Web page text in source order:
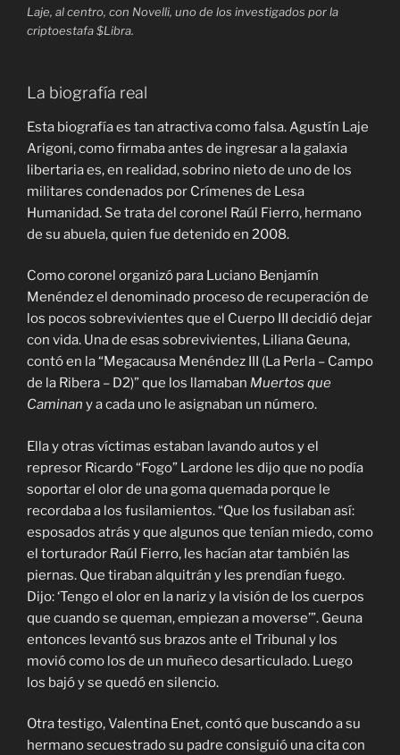
Laje, al centro, con Novelli, uno de los investigados por la
criptoestafa $Libra.
La biografía real
Esta biografía es tan atractiva como falsa. Agustín Laje
Arigoni, como firmaba antes de ingresar a la galaxia
libertaria es, en realidad, sobrino nieto de uno de los
militares condenados por Crímenes de Lesa
Humanidad. Se trata del coronel Raúl Fierro, hermano
de su abuela, quien fue detenido en 2008.
Como coronel organizó para Luciano Benjamín
Menéndez el denominado proceso de recuperación de
los pocos sobrevivientes que el Cuerpo III decidió dejar
con vida. Una de esas sobrevivientes, Liliana Geuna,
contó en la “Megacausa Menéndez III (La Perla – Campo
de la Ribera – D2)” que los llamaban Muertos que
Caminan y a cada uno le asignaban un número.
Ella y otras víctimas estaban lavando autos y el
represor Ricardo “Fogo” Lardone les dijo que no podía
soportar el olor de una goma quemada porque le
recordaba a los fusilamientos. “Que los fusilaban así:
esposados atrás y que algunos que tenían miedo, como
el torturador Raúl Fierro, les hacían atar también las
piernas. Que tiraban alquitrán y les prendían fuego.
Dijo: ‘Tengo el olor en la nariz y la visión de los cuerpos
que cuando se queman, empiezan a moverse’”. Geuna
entonces levantó sus brazos ante el Tribunal y los
movió como los de un muñeco desarticulado. Luego
los bajó y se quedó en silencio.
Otra testigo, Valentina Enet, contó que buscando a su
hermano secuestrado su padre consiguió una cita con